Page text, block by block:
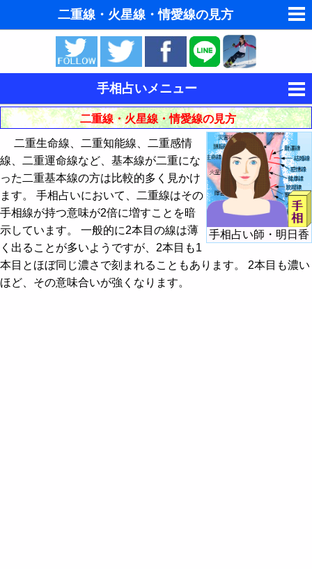
二重線・火星線・情愛線の見方
ゆめの夢占い
人気の夢占い
東洋・西洋占星術
ホラリー占星術
タロットカードで無料占い
命名の姓名判断
飛星派風水で住宅開運
男と女の心理学と心理テスト
手相占いメニュー
手相の見方
感情の左手と理性の右手
掌丘 - 手のひらの丘の見方
手相線上の年齢 - 流年法
生命線の流年法
運命線の流年法
基本線の見方
生命線の見方
他の主要な手相線の見方
二重線・火星線・情愛線の見方
手相占い師・明日香
二重生命線、二重知能線、二重感情
線、二重運命線など、基本線が二重にな
った二重基本線の方は比較的多く見かけ
ます。 手相占いにおいて、二重線はその
手相線が持つ意味が2倍に増すことを暗
示しています。 一般的に2本目の線は薄
く出ることが多いようですが、2本目も1
本目とほぼ同じ濃さで刻まれることもあります。 2本目も濃い
ほど、その意味合いが強くなります。